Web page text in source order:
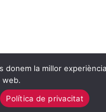
donem la millor
web.
Política de privacitat